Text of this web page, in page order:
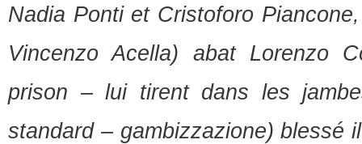
Nadia Ponti et Cristoforo
Vincenzo Acella) abat Lorenzo
prison – lui tirent dans les
standard – gambizzazione) blessé